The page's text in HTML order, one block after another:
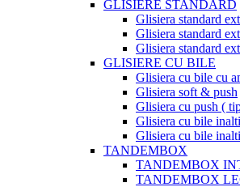
GLISIERE STANDARD
Glisiera standard
Glisiera standard
Glisiera standard
GLISIERE CU BILE
Glisiera cu bile cu
Glisiera soft & push
Glisiera cu push (
Glisiera cu bile
Glisiera cu bile
TANDEMBOX
TANDEMBOX
TANDEMBOX